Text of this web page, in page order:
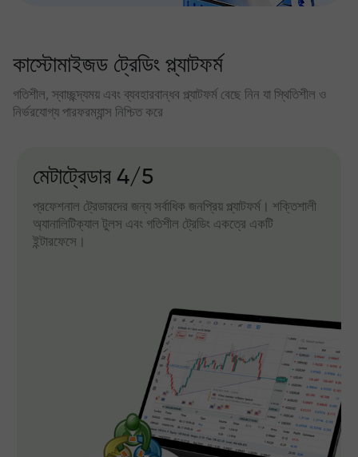
কাস্টোমাইজড ট্রেডিং প্ল্যাটফর্ম
গতিশীল, স্বাচ্ছন্দ্যময় এবং ব্যবহারবান্ধব প্ল্যাটফর্ম বেছে নিন যা স্থিতিশীল ও
নির্ভরযোগ্য পারফরম্যান্স নিশ্চিত করে
IFXGear
ব্রাউজার থেকেই সরাসরি ট্রেড করার জন্য ওয়েব ভার্সন। সফটওয়্যার
ইনস্টল না করে দ্রুত এক্সেস ও ট্রেডিংয়ের জন্য সুবিধাজনক।